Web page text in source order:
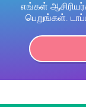
எங்கள்
பெறுங்கள்.